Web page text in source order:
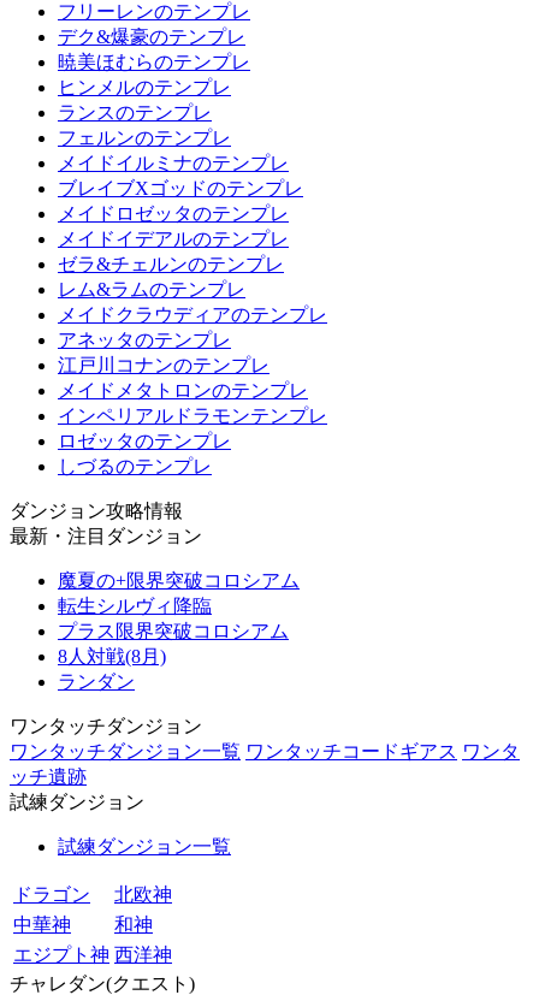
フリーレンのテンプレ
デク&爆豪のテンプレ
暁美ほむらのテンプレ
ヒンメルのテンプレ
ランスのテンプレ
フェルンのテンプレ
メイドイルミナのテンプレ
ブレイブXゴッドのテンプレ
メイドロゼッタのテンプレ
メイドイデアルのテンプレ
ゼラ&チェルンのテンプレ
レム&ラムのテンプレ
メイドクラウディアのテンプレ
アネッタのテンプレ
江戸川コナンのテンプレ
メイドメタトロンのテンプレ
インペリアルドラモンテンプレ
ロゼッタのテンプレ
しづるのテンプレ
ダンジョン攻略情報
最新・注目ダンジョン
魔夏の+限界突破コロシアム
転生シルヴィ降臨
プラス限界突破コロシアム
8人対戦(8月)
ランダン
ワンタッチダンジョン
ワンタッチダンジョン一覧 ワンタッチコードギアス ワンタ
ッチ遺跡
試練ダンジョン
試練ダンジョン一覧
ドラゴン
北欧神
中華神
和神
エジプト神 西洋神
チャレダン(クエスト)